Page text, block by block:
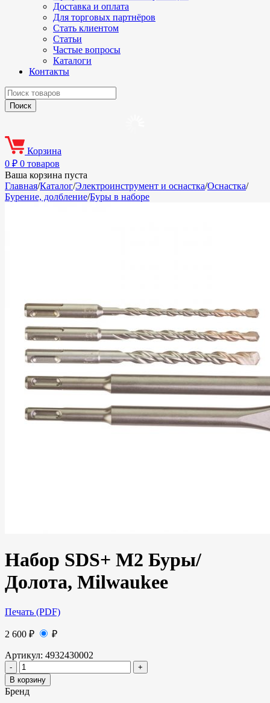
Доставка и оплата
Для торговых партнёров
Стать клиентом
Статьи
Частые вопросы
Каталоги
Контакты
Корзина
0 ₽ 0 товаров
Ваша корзина пуста
Главная/Каталог/Электроинструмент и оснастка/Оснастка/
Бурение, долбление/Буры в наборе
Набор SDS+ M2 Буры/
Долота, Milwaukee
Печать (PDF)
2 600 ₽ ₽
Артикул: 4932430002
В корзину
Бренд